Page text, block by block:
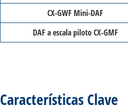
CX-GWF Mini-DAF
DAF a escala piloto CX-GMF
Características Clave